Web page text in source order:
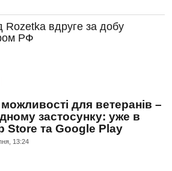
Rozetka вдруге за добу
РФ
можливості для ветеранів –
застосунку: уже в
Store та Google Play
13:24